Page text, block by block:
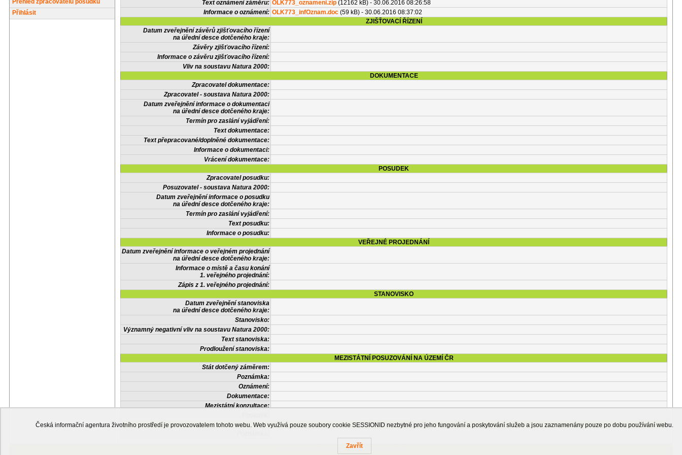
Přehled zpracovatelů posudků
Přihlásit
Text oznámení záměru: OLK773_oznameni.zip (12162 kB) - 30.06.2016 08:26:58
Informace o oznámení: OLK773_infOznam.doc (59 kB) - 30.06.2016 08:37:02
ZJIŠŤOVACÍ ŘÍZENÍ
Datum zveřejnění závěrů zjišťovacího řízení
na úřední desce dotčeného kraje:
Závěry zjišťovacího řízení:
Informace o závěru zjišťovacího řízení:
Vliv na soustavu Natura 2000:
DOKUMENTACE
Zpracovatel dokumentace:
Zpracovatel - soustava Natura 2000:
Datum zveřejnění informace o dokumentaci
na úřední desce dotčeného kraje:
Termín pro zaslání vyjádření:
Text dokumentace:
Text přepracované/doplněné dokumentace:
Informace o dokumentaci:
Vrácení dokumentace:
POSUDEK
Zpracovatel posudku:
Posuzovatel - soustava Natura 2000:
Datum zveřejnění informace o posudku
na úřední desce dotčeného kraje:
Termín pro zaslání vyjádření:
Text posudku:
Informace o posudku:
VEŘEJNÉ PROJEDNÁNÍ
Datum zveřejnění informace o veřejném projednání
na úřední desce dotčeného kraje:
Informace o místě a času konání
1. veřejného projednání:
Zápis z 1. veřejného projednání:
STANOVISKO
Datum zveřejnění stanoviska
na úřední desce dotčeného kraje:
Stanovisko:
Významný negativní vliv na soustavu Natura 2000:
Text stanoviska:
Prodloužení stanoviska:
MEZISTÁTNÍ POSUZOVÁNÍ NA ÚZEMÍ ČR
Stát dotčený záměrem:
Poznámka:
Oznámení:
Dokumentace:
Mezistátní konzultace:
OSTATNÍ INFORMACE
Česká informační agentura životního prostředí
Česká informační agentura životního prostředí je provozovatelem tohoto webu. Web využívá pouze soubory cookie SESSIONID nezbytné pro jeho fungování a poskytování služeb a jsou zaznamenány pouze po dobu používání webu.
Zavřít